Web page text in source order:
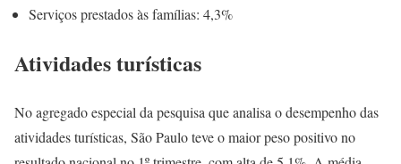
Serviços prestados às famílias: 4,3%
Atividades turísticas
No agregado especial da pesquisa que analisa o desempenho das
atividades turísticas, São Paulo teve o maior peso positivo no